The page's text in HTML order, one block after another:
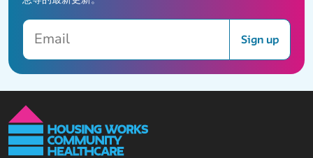
Email
Sign up